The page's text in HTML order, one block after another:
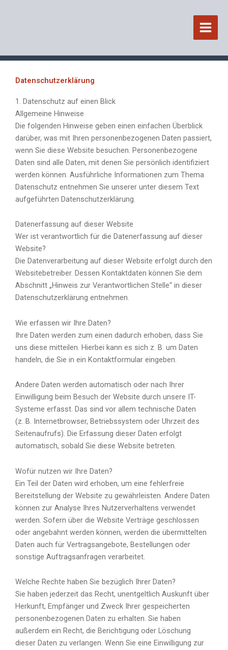
Datenschutzerklärung
1. Datenschutz auf einen Blick
Allgemeine Hinweise
Die folgenden Hinweise geben einen einfachen Überblick
darüber, was mit Ihren personenbezogenen Daten passiert,
wenn Sie diese Website besuchen. Personenbezogene
Daten sind alle Daten, mit denen Sie persönlich identifiziert
werden können. Ausführliche Informationen zum Thema
Datenschutz entnehmen Sie unserer unter diesem Text
aufgeführten Datenschutzerklärung.
Datenerfassung auf dieser Website
Wer ist verantwortlich für die Datenerfassung auf dieser
Website?
Die Datenverarbeitung auf dieser Website erfolgt durch den
Websitebetreiber. Dessen Kontaktdaten können Sie dem
Abschnitt „Hinweis zur Verantwortlichen Stelle“ in dieser
Datenschutzerklärung entnehmen.
Wie erfassen wir Ihre Daten?
Ihre Daten werden zum einen dadurch erhoben, dass Sie
uns diese mitteilen. Hierbei kann es sich z. B. um Daten
handeln, die Sie in ein Kontaktformular eingeben.
Andere Daten werden automatisch oder nach Ihrer
Einwilligung beim Besuch der Website durch unsere IT-
Systeme erfasst. Das sind vor allem technische Daten
(z. B. Internetbrowser, Betriebssystem oder Uhrzeit des
Seitenaufrufs). Die Erfassung dieser Daten erfolgt
automatisch, sobald Sie diese Website betreten.
Wofür nutzen wir Ihre Daten?
Ein Teil der Daten wird erhoben, um eine fehlerfreie
Bereitstellung der Website zu gewährleisten. Andere Daten
können zur Analyse Ihres Nutzerverhaltens verwendet
werden. Sofern über die Website Verträge geschlossen
oder angebahnt werden können, werden die übermittelten
Daten auch für Vertragsangebote, Bestellungen oder
sonstige Auftragsanfragen verarbeitet.
Welche Rechte haben Sie bezüglich Ihrer Daten?
Sie haben jederzeit das Recht, unentgeltlich Auskunft über
Herkunft, Empfänger und Zweck Ihrer gespeicherten
personenbezogenen Daten zu erhalten. Sie haben
außerdem ein Recht, die Berichtigung oder Löschung
dieser Daten zu verlangen. Wenn Sie eine Einwilligung zur